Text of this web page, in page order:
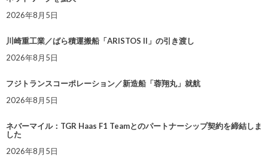
2026年8月5日
川崎重工業／ばら積運搬船「ARISTOS II」の引き渡し
2026年8月5日
フジトランスコーポレーション／新造船「蓉翔丸」就航
2026年8月5日
ネバーマイル：TGR Haas F1 Teamとのパートナーシップ契約を締結しま
した
2026年8月5日